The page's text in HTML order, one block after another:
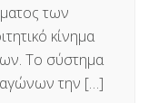
των
κίνημα
Το σύστημα
την […]